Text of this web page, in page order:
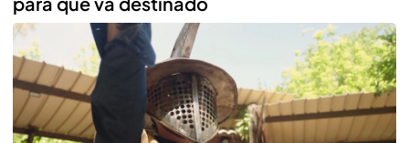
Reproducir